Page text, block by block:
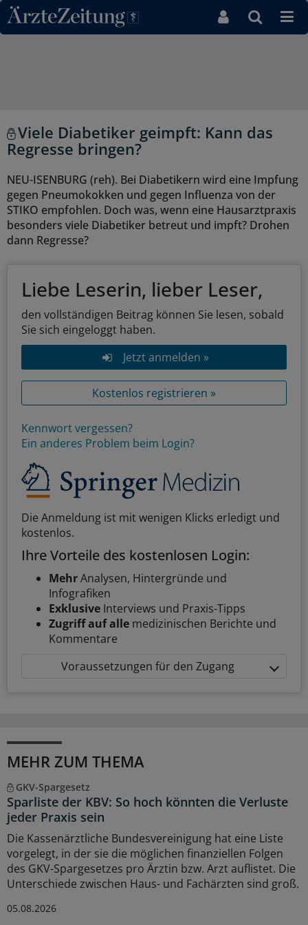
Direkt zum Inhaltsbereich
Viele Diabetiker geimpft: Kann das
Regresse bringen?
NEU-ISENBURG (reh). Bei Diabetikern wird eine Impfung
gegen Pneumokokken und gegen Influenza von der
STIKO empfohlen. Doch was, wenn eine Hausarztpraxis
besonders viele Diabetiker betreut und impft? Drohen
dann Regresse?
Liebe Leserin, lieber Leser,
den vollständigen Beitrag können Sie lesen, sobald
Sie sich eingeloggt haben.
Jetzt anmelden »
Kostenlos registrieren »
Kennwort vergessen?
Ein anderes Problem beim Login?
Die Anmeldung ist mit wenigen Klicks erledigt und
kostenlos.
Ihre Vorteile des kostenlosen Login:
MehrAnalysen, Hintergründe und
Infografiken
Exklusive Interviews und Praxis-Tipps
Zugriff auf alle medizinischen Berichte und
Kommentare
Voraussetzungen für den Zugang
MEHR ZUM THEMA
GKV-Spargesetz
Sparliste der KBV: So hoch könnten die Verluste
jeder Praxis sein
Die Kassenärztliche Bundesvereinigung hat eine Liste
vorgelegt, in der sie die möglichen finanziellen Folgen
des GKV-Spargesetzes pro Ärztin bzw. Arzt auflistet. Die
Unterschiede zwischen Haus- und Fachärzten sind groß.
05.08.2026